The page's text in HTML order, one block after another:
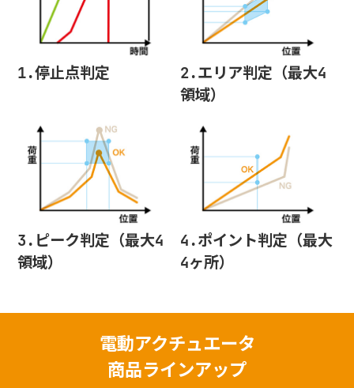
1.停止点判定
2.エリア判定（最大4
領域）
3.ピーク判定（最大4
領域）
4.ポイント判定（最大
4ヶ所）
電動アクチュエータ
商品ラインアップ